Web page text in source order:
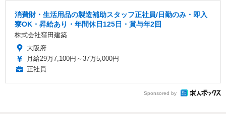
消費財・生活用品の製造補助スタッフ正社員/日勤のみ・即入
寮OK・昇給あり・年間休日125日・賞与年2回
株式会社窪田建築
大阪府
月給29万7,100円～37万5,000円
正社員
Sponsored by